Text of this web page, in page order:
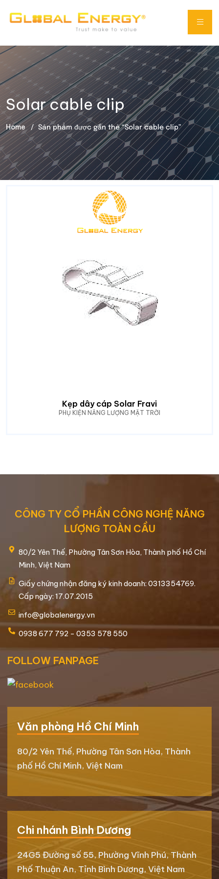
Solar cable clip
Home Sản phẩm được gắn thẻ “Solar cable clip”
Kẹp dây cáp Solar Fravi
PHỤ KIỆN NĂNG LƯỢNG MẶT TRỜI
CÔNG TY CỔ PHẦN CÔNG NGHỆ NĂNG
LƯỢNG TOÀN CẦU
80/2 Yên Thế, Phường Tân Sơn Hòa, Thành phố Hồ Chí
Minh, Việt Nam
Giấy chứng nhận đăng ký kinh doanh: 0313354769.
Cấp ngày: 17.07.2015
info@globalenergy.vn
0938 677 792 - 0353 578 550
FOLLOW FANPAGE
Văn phòng Hồ Chí Minh
80/2 Yên Thế, Phường Tân Sơn Hòa, Thành
phố Hồ Chí Minh, Việt Nam
Chi nhánh Bình Dương
24G5 Đường số 55, Phường Vĩnh Phú, Thành
Phố Thuận An, Tỉnh Bình Dương, Việt Nam